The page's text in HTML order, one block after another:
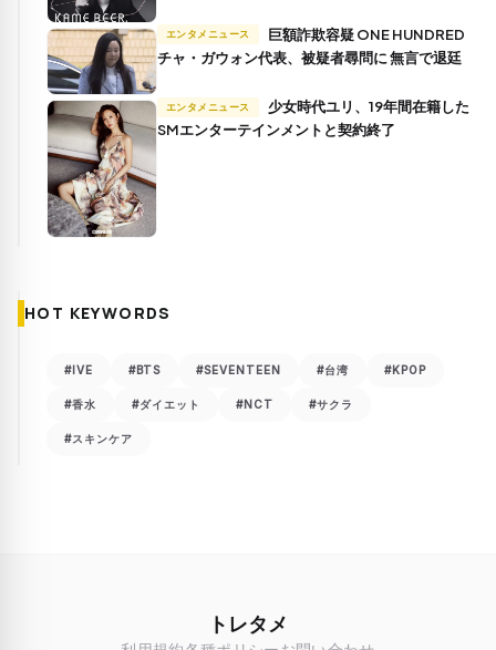
エンタメニュース
チャ・ガウォン代表、被疑者尋問に 無言で退廷
エンタメニュース
SMエンターテインメントと契約終了
HOT KEYWORDS
#IVE #BTS #SEVENTEEN #台湾 #KPOP
#香水 #ダイエット #NCT #サクラ
#スキンケア
トレタメ